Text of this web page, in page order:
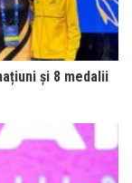
și 8 medalii